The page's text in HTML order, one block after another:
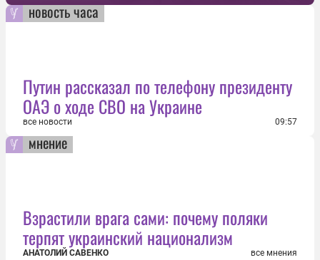
новость часа
Путин рассказал по телефону президенту
ОАЭ о ходе СВО на Украине
все новости 09:57
мнение
Взрастили врага сами: почему поляки
терпят украинский национализм
АНАТОЛИЙ САВЕНКО все мнения